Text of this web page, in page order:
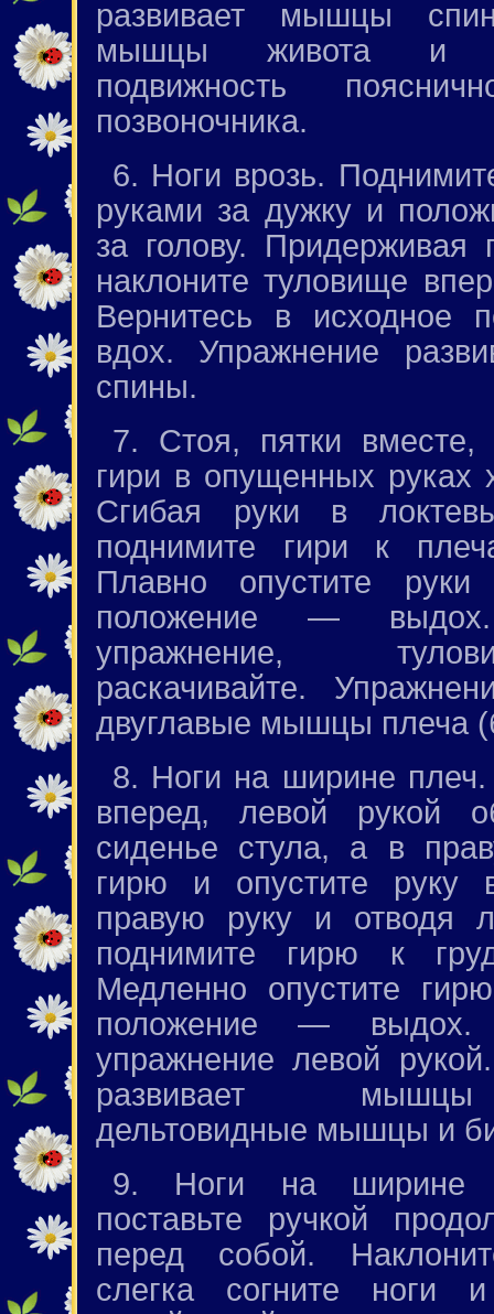
развивает мышцы
мышцы живота и
подвижность
позвоночника.
6. Ноги врозь.
руками за дужку и
за голову. Придерживая
наклоните туловище
Вернитесь в исходное
вдох. Упражнение
спины.
7. Стоя, пятки вместе,
гири в опущенных руках
Сгибая руки в
поднимите гири к
Плавно опустите
положение —
упражнение,
раскачивайте.
двуглавые мышцы плеча
8. Ноги на ширине плеч.
вперед, левой рукой
сиденье стула, а в
гирю и опустите руку
правую руку и отводя
поднимите гирю к
Медленно опустите
положение — выдох.
упражнение левой
развивает
дельтовидные мышцы и
9. Ноги на ширине
поставьте ручкой
перед собой.
слегка согните ноги и